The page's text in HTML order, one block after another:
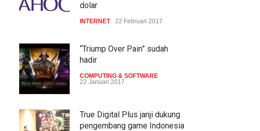
dolar
INTERNET 22 Februari 2017
“Triump Over Pain” sudah
hadir
COMPUTING & SOFTWARE
22 Januari 2017
True Digital Plus janji dukung
pengembang game Indonesia